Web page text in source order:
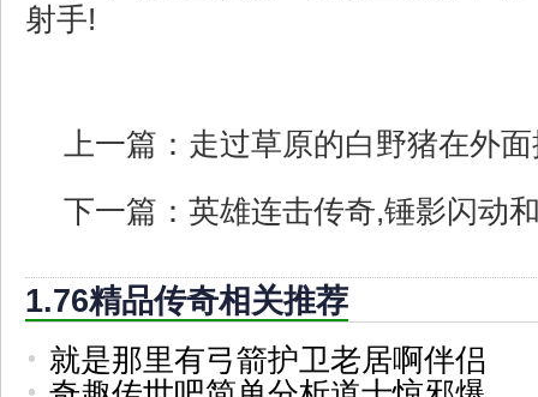
射手!
上一篇： 走过草原的白野猪在外
下一篇： 英雄连击传奇,锤影闪动
1.76精品传奇相关推荐
就是那里有弓箭护卫老居啊伴侣